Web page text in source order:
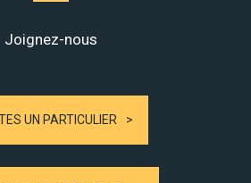
Joignez-nous
UN PARTICULIER